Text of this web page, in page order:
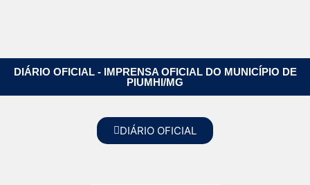
DIÁRIO OFICIAL - IMPRENSA OFICIAL DO MUNICÍPIO DE
PIUMHI/MG
DIÁRIO OFICIAL